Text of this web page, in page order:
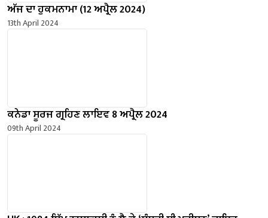
ਅੱਜ ਦਾ ਹੁਕਮਨਾਮਾ (12 ਅਪ੍ਰੈਲ 2024)
13th April 2024
ਕਨੇਡਾ ਸੂਰਜ ਗ੍ਰਹਿਣ ਲਾਇਵ 8 ਅਪ੍ਰੈਲ 2024
09th April 2024